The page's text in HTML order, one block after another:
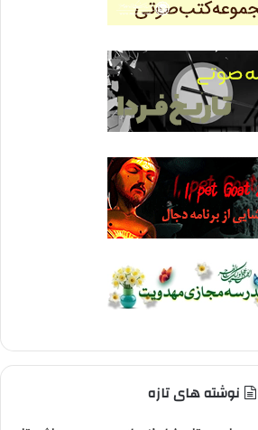
نوشته های تازه